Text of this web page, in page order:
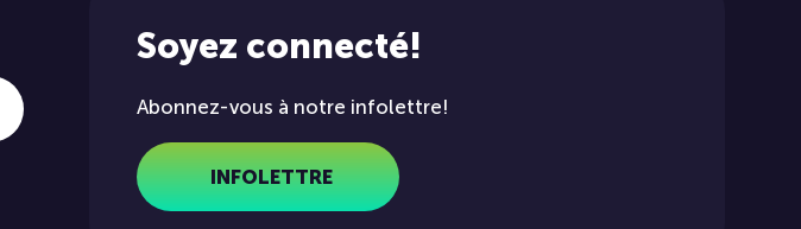
Soyez connecté!
Abonnez-vous à notre infolettre!
INFOLETTRE